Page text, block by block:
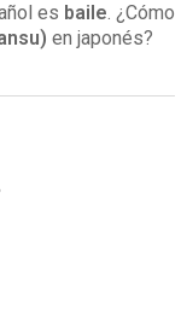
es baile. ¿Cómo
en japonés?